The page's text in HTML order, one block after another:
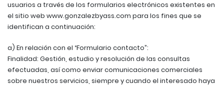
usuarios a través de los formularios electrónicos existentes en
el sitio web www.gonzalezbyass.com para los fines que se
identifican a continuación:
a) En relación con el “Formulario contacto”:
Finalidad: Gestión, estudio y resolución de las consultas
efectuadas, así como enviar comunicaciones comerciales
sobre nuestros servicios, siempre y cuando el interesado haya